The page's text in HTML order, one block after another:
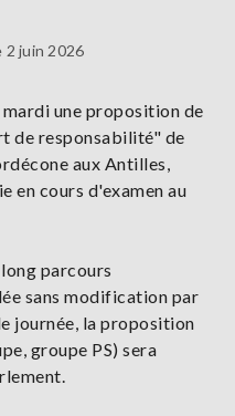
2 juin 2026
une proposition de
de responsabilité" de
aux Antilles,
en cours d'examen au
parcours
sans modification par
journée, la proposition
groupe PS) sera